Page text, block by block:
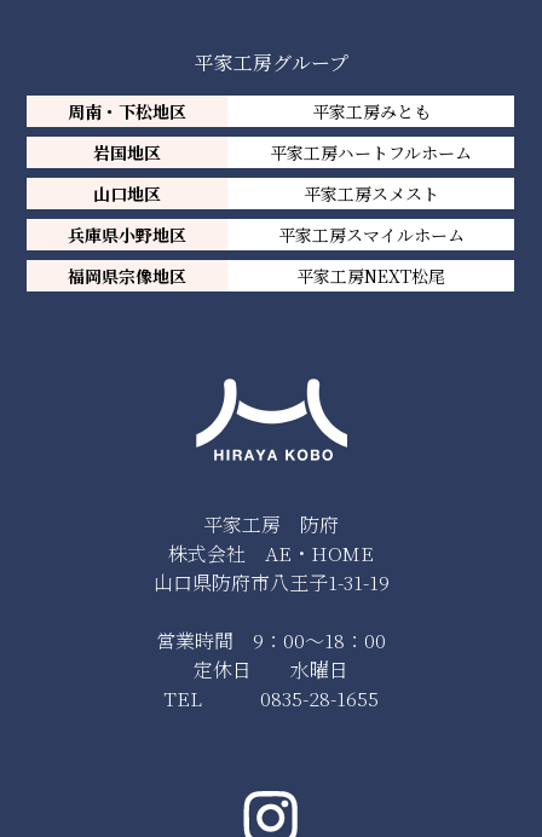
平家工房 防府
株式会社 AE・HOME
山口県防府市八王子1-31-19
営業時間 9：00～18：00
定休日 水曜日
TEL 0835-28-1655
平家工房グループ
周南・下松地区
平家工房みとも
岩国地区
平家工房ハートフルホーム
山口地区
平家工房スメスト
兵庫県小野地区
平家工房スマイルホーム
福岡県宗像地区
平家工房NEXT松尾